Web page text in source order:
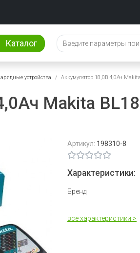
Каталог
устройства Аккумулятор 18,0В 4,0Ач
Makita
Артикул: 198310-8
Характеристики:
Бренд
все характеристики >